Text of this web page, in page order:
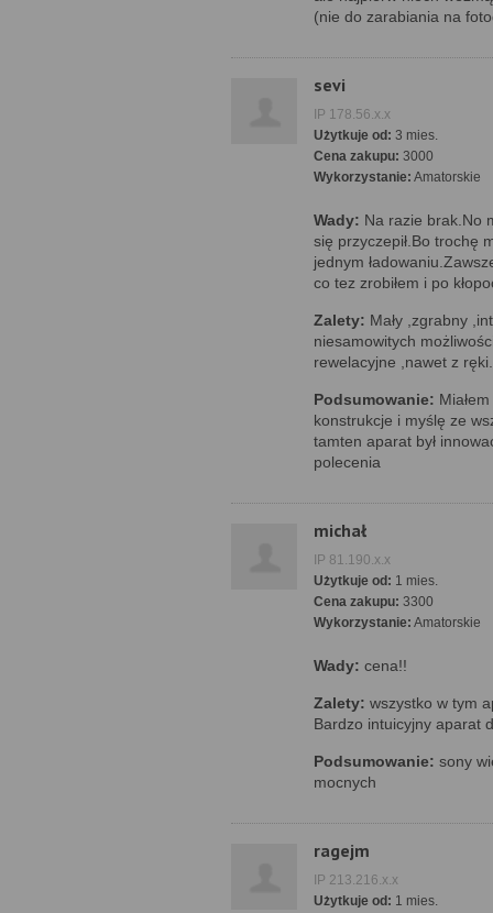
(nie do zarabiania na
sevi
IP 178.56.x.x
Użytkuje od: 3 mies.
Cena zakupu: 3000
Wykorzystanie: Amatorskie
Wady: Na razie brak.No
się przyczepił.Bo trochę
jednym
co tez zrobiłem i po
Zalety: Mały ,zgrabny
niesamowitych
rewelacyjne ,nawet z ręki.
Podsumowanie:
konstrukcje i myślę ze
tamten aparat był
polecenia
michał
IP 81.190.x.x
Użytkuje od: 1 mies.
Cena zakupu: 3300
Wykorzystanie: Amatorskie
Wady: cena!!
Zalety: wszystko w tym
Bardzo intuicyjny aparat
Podsumowanie: sony
mocnych
ragejm
IP 213.216.x.x
Użytkuje od: 1 mies.